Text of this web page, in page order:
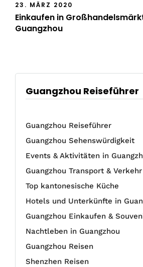
23. MÄRZ 2020
Einkaufen in
Guangzhou
Guangzhou Reiseführer
Guangzhou Reiseführer
Guangzhou Sehenswürdigkeit
Events & Aktivitäten in
Guangzhou Transport & Verkehr
Top kantonesische Küche
Hotels und Unterkünfte in
Guangzhou Einkaufen &
Nachtleben in Guangzhou
Guangzhou Reisen
Shenzhen Reisen